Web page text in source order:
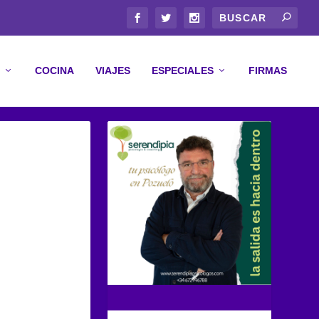
COCINA VIAJES ESPECIALES FIRMAS